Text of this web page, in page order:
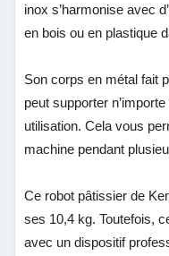
inox s’harmonise avec
en bois ou en plastique
Son corps en métal fait
peut supporter
utilisation. Cela vous
machine pendant
Ce robot pâtissier de
ses 10,4 kg. Toutefois,
avec un dispositif